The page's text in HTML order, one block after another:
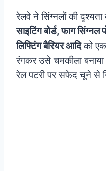
रेलवे ने सिंग्नलों की
साइटिंग बोर्ड, फाग सिंग्नल
लिफ्टिंग बैरियर आदिको एक
रंगकर उसे चमकीला
रेल पटरी पर सफेद चूने से